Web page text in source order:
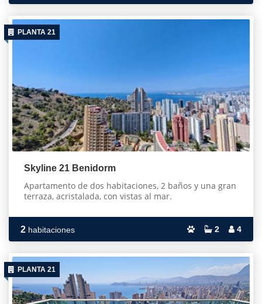
PLANTA 21
Skyline 21 Benidorm
Apartamento de dos habitaciones, 2 baños y una gran
terraza, acristalada, con vistas al mar.
2 habitaciones 2 4
PLANTA 21